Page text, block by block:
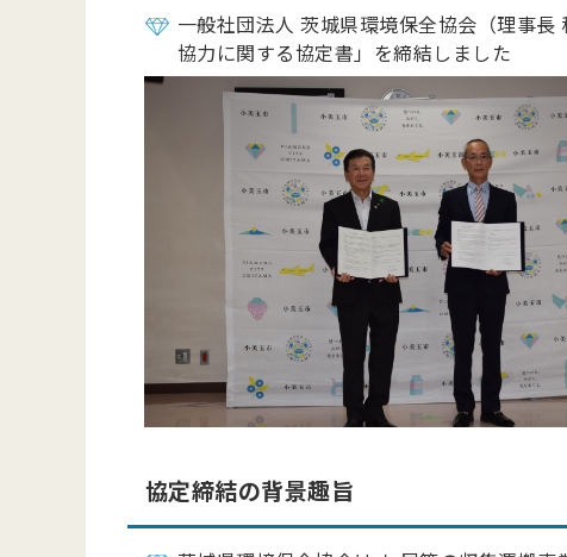
一般社団法人 茨城県環境保全協会（理事
協力に関する協定書」を締結しました
協定締結の背景趣旨